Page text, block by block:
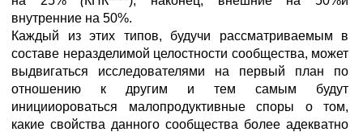
внутренние на 50%.
Каждый из этих типов, будучи рассматриваемым в
составе неразделимой целостности сообщества, может
выдвигаться исследователями на первый план по
отношению к другим и тем самым будут
иницииороваться малопродуктивные споры о том,
какие свойства данного сообщества более адекватно